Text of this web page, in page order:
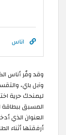
اناس
وقد وفّر أناس
وآبل باي،
ليمنحك حرية
المسبق ببطاقة
العنوان الذي
أرفقتها أثناء